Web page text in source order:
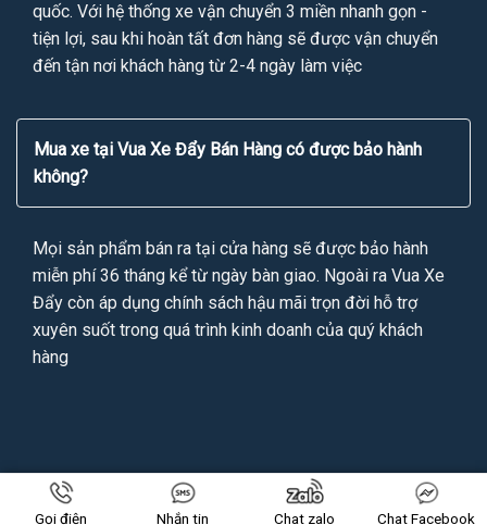
quốc. Với hệ thống xe vận chuyển 3 miền nhanh gọn -
tiện lợi, sau khi hoàn tất đơn hàng sẽ được vận chuyển
đến tận nơi khách hàng từ 2-4 ngày làm việc
Mua xe tại Vua Xe Đẩy Bán Hàng có được bảo hành
không?
Mọi sản phẩm bán ra tại cửa hàng sẽ được bảo hành
miễn phí 36 tháng kể từ ngày bàn giao. Ngoài ra Vua Xe
Đẩy còn áp dụng chính sách hậu mãi trọn đời hỗ trợ
xuyên suốt trong quá trình kinh doanh của quý khách
hàng
Copyright 2026 © VUAXEDAYBANHANG.VNAll Rights Reserved
Gọi điện Nhắn tin Chat zalo Chat Facebook